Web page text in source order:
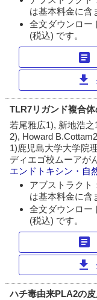
は基本料金に含
全文ダウンロー
(税込) です。
article
download
TLR7リガンド複合
若尾雅広1), 新地浩
2), Howard
1)鹿児島大学大学院
ディエゴ校ムーアが
エンドトキシン・自
アブストラクト
は基本料金に含
全文ダウンロー
(税込) です。
article
download
ハチ毒由来PLA2の